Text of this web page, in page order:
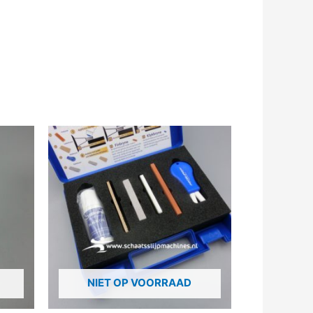
NIET OP VOORRAAD